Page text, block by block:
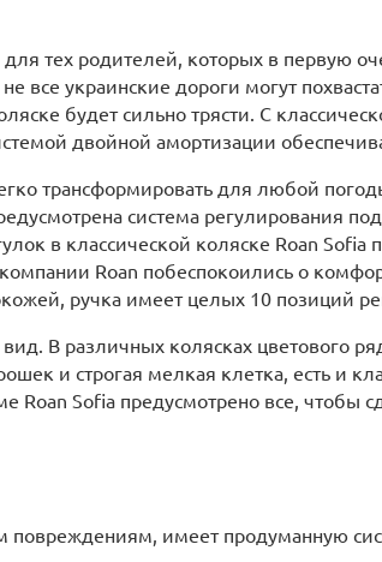
тех родителей, которых в первую
украинские дороги могут
будет сильно трясти. С
двойной амортизации
трансформировать для любой
система регулирования
в классической коляске Roan
Roan побеспокоились о
ручка имеет целых 10 позиций
В различных колясках цветового
и строгая мелкая клетка, есть и
Roan Sofia предусмотрено все, чтобы
имеет продуманную